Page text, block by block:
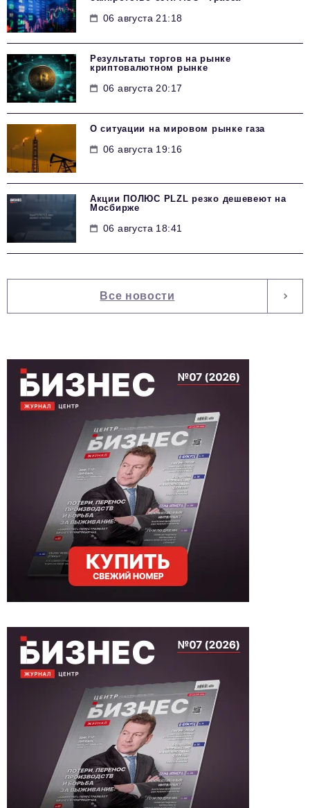
06 августа 21:18
Результаты торгов на рынке
криптовалютном рынке
06 августа 20:17
О ситуации на мировом рынке газа
06 августа 19:16
Акции ПОЛЮС PLZL резко дешевеют на
Мосбирже
06 августа 18:41
Все новости